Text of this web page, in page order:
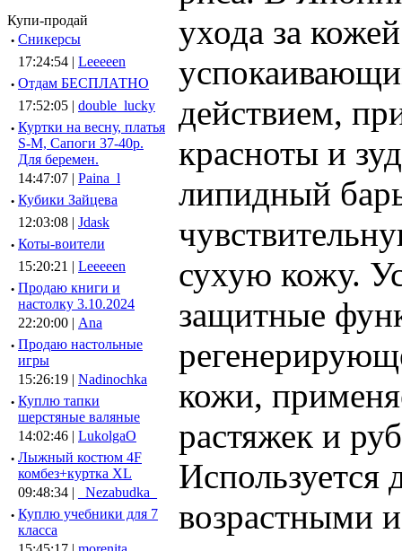
Купи-продай
· Сникерсы
17:24:54 | Leeeeen
· Отдам БЕСПЛАТНО
17:52:05 | double_lucky
· Куртки на весну, платья
S-M, Сапоги 37-40р.
Для беремен.
14:47:07 | Paina_l
· Кубики Зайцева
12:03:08 | Jdask
· Коты-воители
15:20:21 | Leeeeen
· Продаю книги и
настолку 3.10.2024
22:20:00 | Ana
· Продаю настольные
игры
15:26:19 | Nadinochka
· Куплю тапки
шерстяные валяные
14:02:46 | LukolgaO
· Лыжный костюм 4F
комбез+куртка XL
09:48:34 |
_Nezabudka_
· Куплю учебники для 7
класса
ухода за
действием,
красноты и
липидный
сухую кожу.
защитные
кожи,
растяжек и
Используется
возрастными